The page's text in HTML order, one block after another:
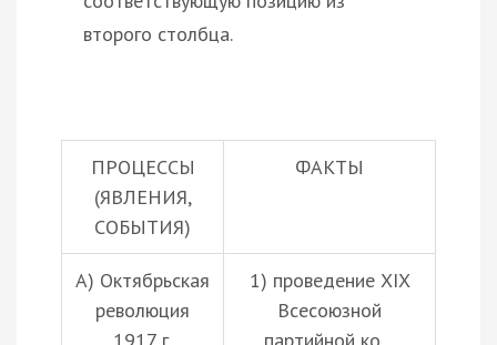
второго столбца.
ПРОЦЕССЫ
(ЯВЛЕНИЯ,
СОБЫТИЯ)
ФАКТЫ
А) Октябрьская
революция
1917 г.
1) проведение XIX
Всесоюзной
партийной ко…